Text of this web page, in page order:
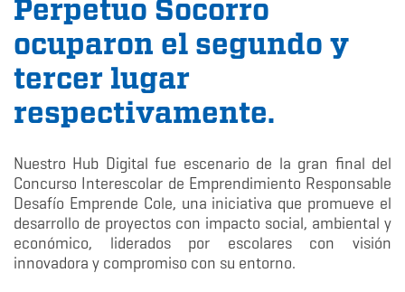
Perpetuo Socorro
ocuparon el segundo y
tercer lugar
respectivamente.
Nuestro Hub Digital fue escenario de la gran final del
Concurso Interescolar de Emprendimiento Responsable
Desafío Emprende Cole, una iniciativa que promueve el
desarrollo de proyectos con impacto social, ambiental y
económico, liderados por escolares con visión
innovadora y compromiso con su entorno.